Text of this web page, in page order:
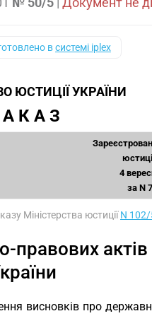
всистемі iplex
ЮСТИЦІЇ УКРАЇНИ
К А З
4
за N
Міністерства юстиціїN
актів
висновків про